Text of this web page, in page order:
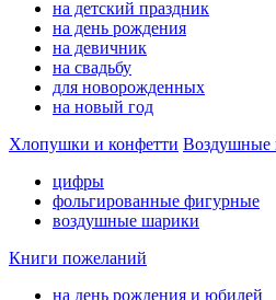
на детский праздник
на день рождения
на девичник
на свадьбу
для новорожденных
на новый год
Хлопушки и конфетти Воздушные
цифры
фольгированные фигурные
воздушные шарики
Книги пожеланий
на день рождения и юбилей